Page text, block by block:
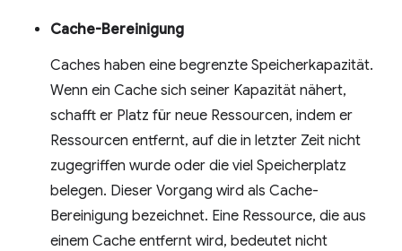
Cache-Bereinigung
Caches haben eine begrenzte Speicherkapazität.
Wenn ein Cache sich seiner Kapazität nähert,
schafft er Platz für neue Ressourcen, indem er
Ressourcen entfernt, auf die in letzter Zeit nicht
zugegriffen wurde oder die viel Speicherplatz
belegen. Dieser Vorgang wird als Cache-
Bereinigung bezeichnet. Eine Ressource, die aus
einem Cache entfernt wird, bedeutet nicht